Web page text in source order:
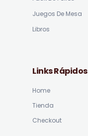
Juegos De Mesa
Libros
Links Rápidos
Home
Tienda
Checkout